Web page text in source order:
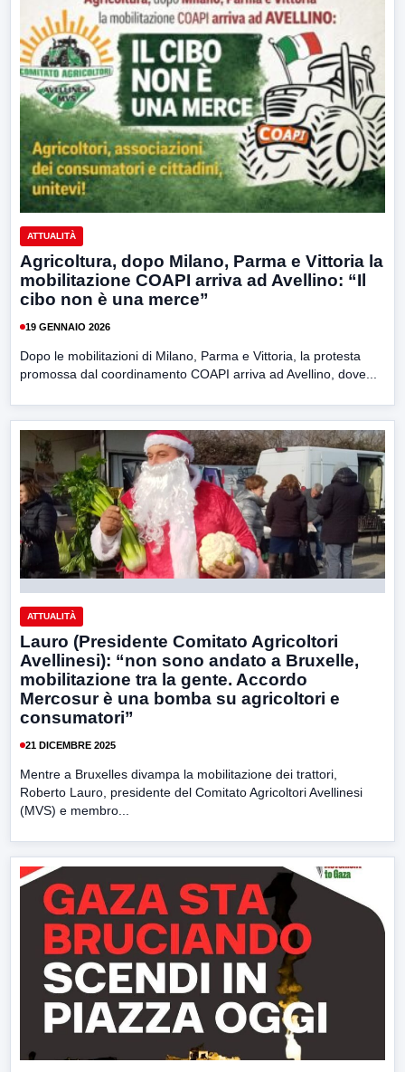
ATTUALITÀ
Agricoltura, dopo Milano, Parma e Vittoria la
mobilitazione COAPI arriva ad Avellino: “Il
cibo non è una merce”
19 GENNAIO 2026
Dopo le mobilitazioni di Milano, Parma e Vittoria, la protesta
promossa dal coordinamento COAPI arriva ad Avellino, dove...
ATTUALITÀ
Lauro (Presidente Comitato Agricoltori
Avellinesi): “non sono andato a Bruxelle,
mobilitazione tra la gente. Accordo
Mercosur è una bomba su agricoltori e
consumatori”
21 DICEMBRE 2025
Mentre a Bruxelles divampa la mobilitazione dei trattori,
Roberto Lauro, presidente del Comitato Agricoltori Avellinesi
(MVS) e membro...